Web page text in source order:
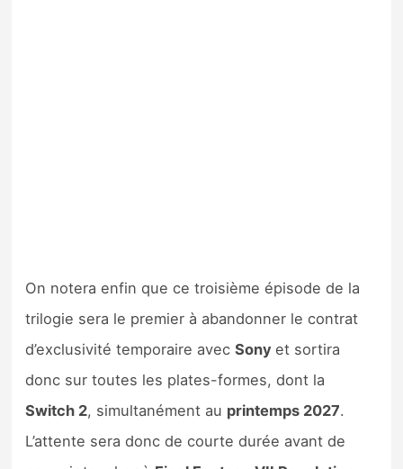
On notera enfin que ce troisième épisode de la
trilogie sera le premier à abandonner le contrat
d’exclusivité temporaire avecSonyet sortira
donc sur toutes les plates-formes, dont la
Switch 2, simultanément au printemps 2027.
L’attente sera donc de courte durée avant de